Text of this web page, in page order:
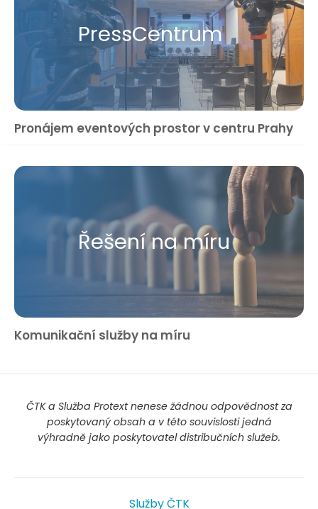
Press​Centrum
Pronájem eventových prostor v centru Prahy
Řešení na míru
Komunikační služby na míru
ČTK a Služba Protext nenese žádnou odpovědnost za
poskytovaný obsah a v této souvislosti jedná
výhradně jako poskytovatel distribučních služeb.
Služby ČTK